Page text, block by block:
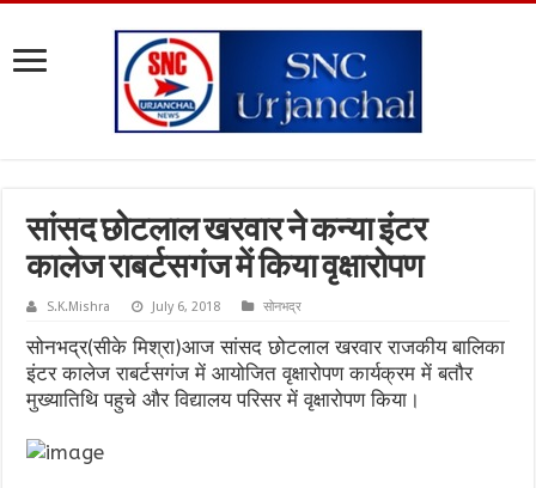
सांसद छोटलाल खरवार ने कन्या इंटर
कालेज राबर्टसगंज में किया वृक्षारोपण
S.K.Mishra July 6, 2018 सोनभद्र
सोनभद्र(सीके मिश्रा)आज सांसद छोटलाल खरवार राजकीय बालिका
इंटर कालेज राबर्टसगंज में आयोजित वृक्षारोपण कार्यक्रम में बतौर
मुख्यातिथि पहुचे और विद्यालय परिसर में वृक्षारोपण किया।